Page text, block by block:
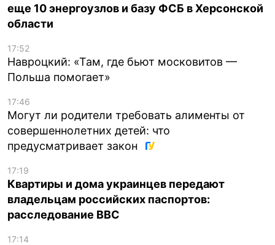
еще 10 энергоузлов и базу ФСБ в Херсонской
области
17:52
Навроцкий: «Там, где бьют московитов —
Польша помогает»
17:46
Могут ли родители требовать алименты от
совершеннолетних детей: что
предусматривает закон
17:19
Квартиры и дома украинцев передают
владельцам российских паспортов:
расследование BBC
17:14